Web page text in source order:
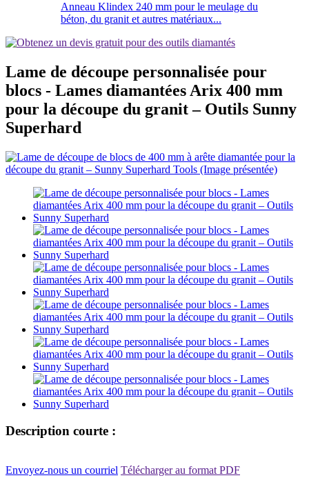
Anneau Klindex 240 mm pour le meulage du
béton, du granit et autres matériaux...
Lame de découpe personnalisée pour
blocs - Lames diamantées Arix 400 mm
pour la découpe du granit – Outils Sunny
Superhard
Description courte :
Envoyez-nous un courriel Télécharger au format PDF